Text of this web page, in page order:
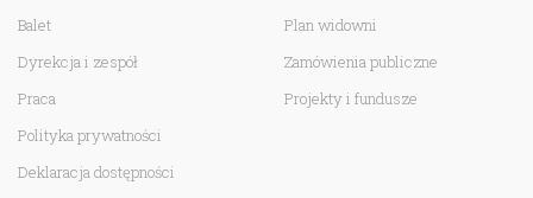
Balet
Dyrekcja i zespół
Praca
Polityka prywatności
Deklaracja dostępności
Plan widowni
Zamówienia publiczne
Projekty i fundusze